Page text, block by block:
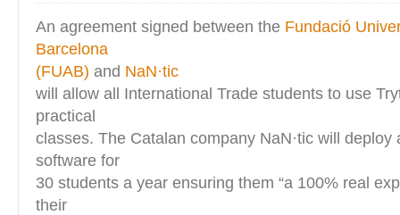
An agreement signed between the Fundació
Barcelona
(FUAB) and NaN·tic
will allow all International Trade students to use
practical
classes. The Catalan company NaN·tic will deploy
software for
30 students a year ensuring them “a 100% real
their